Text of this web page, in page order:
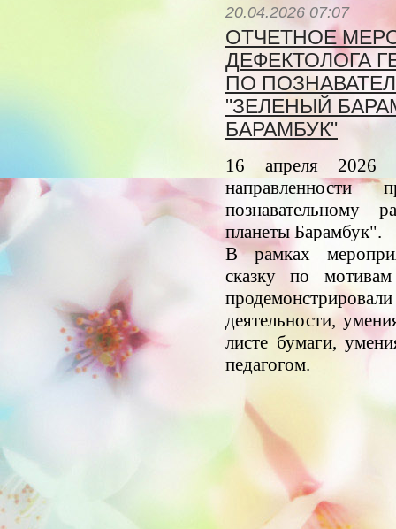
20.04.2026 07:07
ОТЧЕТНОЕ
ДЕФЕКТОЛОГА
ПО
"ЗЕЛЕНЫЙ
БАРАМБУК"
16 апреля 2026
познавательному
планеты Барамбук".
В рамках
сказку по
деятельности,
листе бумаги,
педагогом.